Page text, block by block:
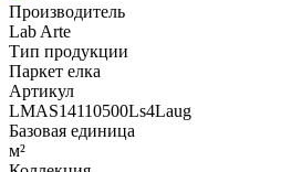
Производитель
Lab Arte
Тип продукции
Паркет елка
Артикул
LMAS14110500Ls4Laug
Базовая единица
м²